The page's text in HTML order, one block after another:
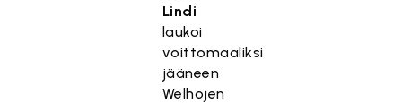
Lindi
laukoi
voittomaaliksi
jääneen
Welhojen